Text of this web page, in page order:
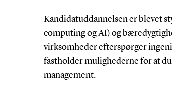
Kandidatuddannelsen er blevet
computing og AI) og
virksomheder efterspørger
fastholder mulighederne for at
management.